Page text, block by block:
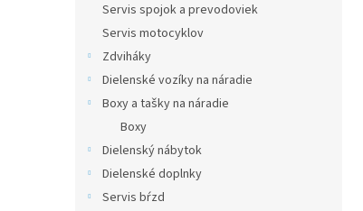
Servis spojok a prevodoviek
Servis motocyklov
Zdviháky
Dielenské vozíky na náradie
Boxy a tašky na náradie
Boxy
Dielenský nábytok
Dielenské doplnky
Servis bŕzd